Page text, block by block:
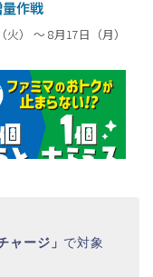
ャージ」 で対象